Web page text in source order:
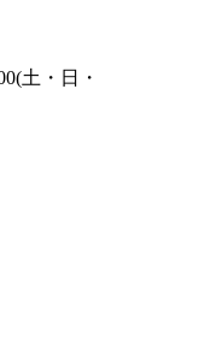
土・日・